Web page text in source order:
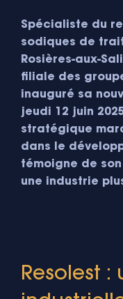
Spécialiste du
sodiques de
Rosières-aux-
filiale des
inauguré sa
jeudi 12 juin
stratégique
dans le
témoigne de
une industrie
Resolest :